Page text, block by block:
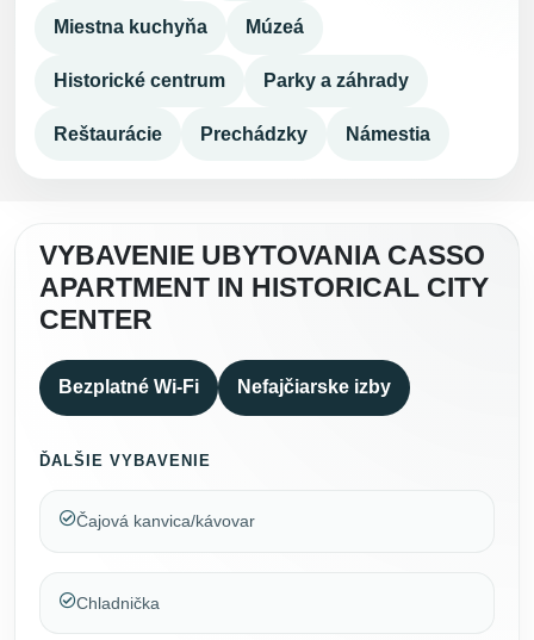
Miestna kuchyňa Múzeá
Historické centrum Parky a záhrady
Reštaurácie Prechádzky Námestia
VYBAVENIE UBYTOVANIA CASSO
APARTMENT IN HISTORICAL CITY
CENTER
Bezplatné Wi-Fi Nefajčiarske izby
ĎALŠIE VYBAVENIE
Čajová kanvica/kávovar
Chladnička